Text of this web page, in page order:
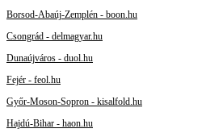
Borsod-Abaúj-Zemplén - boon.hu
Csongrád - delmagyar.hu
Dunaújváros - duol.hu
Fejér - feol.hu
Győr-Moson-Sopron - kisalfold.hu
Hajdú-Bihar - haon.hu